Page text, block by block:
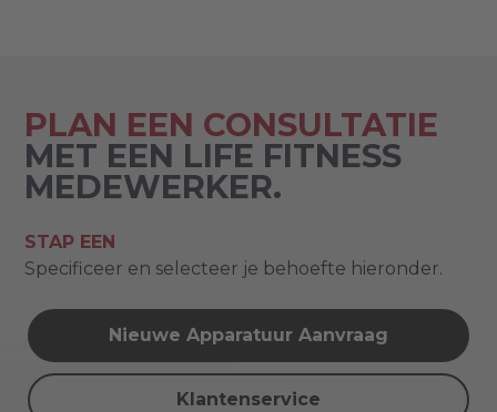
PLAN EEN CONSULTATIE
MET EEN LIFE FITNESS
MEDEWERKER.
STAP EEN
Specificeer en selecteer je behoefte hieronder.
Nieuwe Apparatuur Aanvraag
Klantenservice